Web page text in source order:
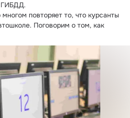
ГИБДД.
повторяет то, что курсанты
Поговорим о том, как
в ГАИ в 2019 году.